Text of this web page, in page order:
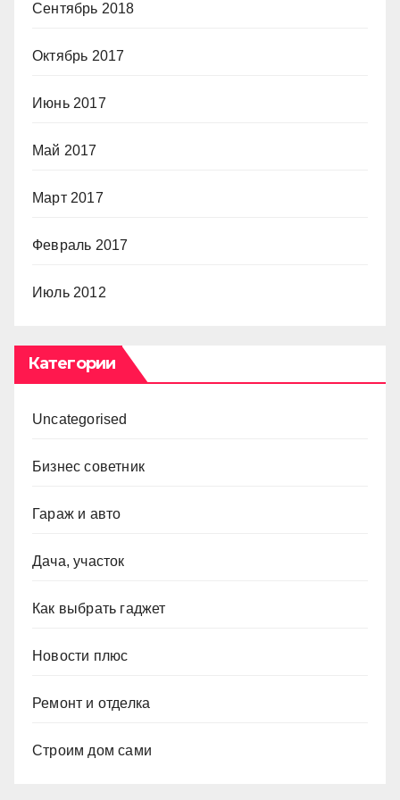
Сентябрь 2018
Октябрь 2017
Июнь 2017
Май 2017
Март 2017
Февраль 2017
Июль 2012
Категории
Uncategorised
Бизнес советник
Гараж и авто
Дача, участок
Как выбрать гаджет
Новости плюс
Ремонт и отделка
Строим дом сами